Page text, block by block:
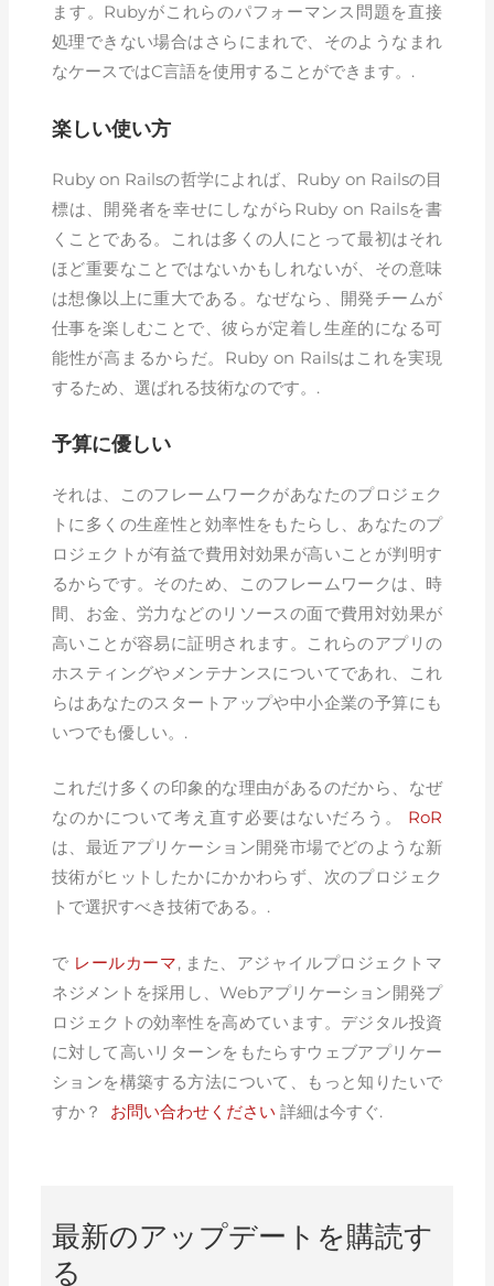
ます。Rubyがこれらのパフォーマンス問題を直接
処理できない場合はさらにまれで、そのようなまれ
なケースではC言語を使用することができます。.
楽しい使い方
Ruby on Railsの哲学によれば、Ruby on Railsの目
標は、開発者を幸せにしながらRuby on Railsを書
くことである。これは多くの人にとって最初はそれ
ほど重要なことではないかもしれないが、その意味
は想像以上に重大である。なぜなら、開発チームが
仕事を楽しむことで、彼らが定着し生産的になる可
能性が高まるからだ。Ruby on Railsはこれを実現
するため、選ばれる技術なのです。.
予算に優しい
それは、このフレームワークがあなたのプロジェク
トに多くの生産性と効率性をもたらし、あなたのプ
ロジェクトが有益で費用対効果が高いことが判明す
るからです。そのため、このフレームワークは、時
間、お金、労力などのリソースの面で費用対効果が
高いことが容易に証明されます。これらのアプリの
ホスティングやメンテナンスについてであれ、これ
らはあなたのスタートアップや中小企業の予算にも
いつでも優しい。.
これだけ多くの印象的な理由があるのだから、なぜ
なのかについて考え直す必要はないだろう。 RoR
は、最近アプリケーション開発市場でどのような新
技術がヒットしたかにかかわらず、次のプロジェク
トで選択すべき技術である。.
で レールカーマ, また、アジャイルプロジェクトマ
ネジメントを採用し、Webアプリケーション開発プ
ロジェクトの効率性を高めています。デジタル投資
に対して高いリターンをもたらすウェブアプリケー
ションを構築する方法について、もっと知りたいで
すか？ お問い合わせください 詳細は今すぐ.
最新のアップデートを購読す
る